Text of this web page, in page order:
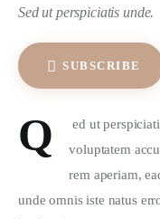
Sed ut perspiciatis unde.
SUBSCRIBE
Q
ed ut
voluptatem
rem aperiam,
unde omnis iste natus